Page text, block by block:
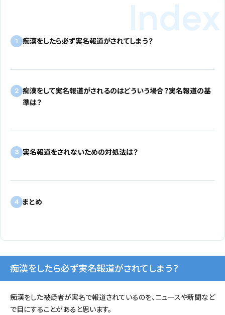
1 痴漢をしたら必ず実名報道がされてしまう？
2 痴漢をして実名報道がされるのはどういう場合？実名報道の基
準は？
3 実名報道をされないための対処法は？
4 まとめ
痴漢をしたら必ず実名報道がされてしまう？
痴漢をした被疑者が実名で報道されているのを、ニュースや新聞など
で目にすることがあると思います。